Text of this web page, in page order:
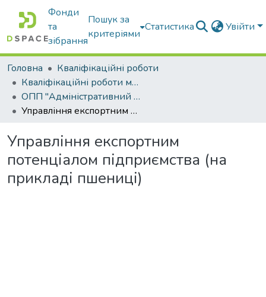
Фонди
та
зібрання
Пошук за
критеріями
Статистика Увійти
Головна
Кваліфікаційні роботи
Кваліфікаційні роботи магістрів
ОПП "Адміністративний менеджмент"
Управління експортним потенціалом підприємства (на прикладі пшениці)
Управління експортним
потенціалом підприємства (на
прикладі пшениці)